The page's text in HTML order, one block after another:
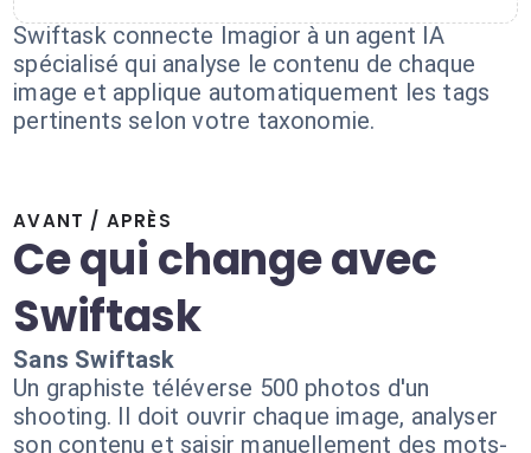
Swiftask connecte Imagior à un agent IA
spécialisé qui analyse le contenu de chaque
image et applique automatiquement les tags
pertinents selon votre taxonomie.
AVANT / APRÈS
Ce qui change avec
Swiftask
Sans Swiftask
Un graphiste téléverse 500 photos d'un
shooting. Il doit ouvrir chaque image, analyser
son contenu et saisir manuellement des mots-